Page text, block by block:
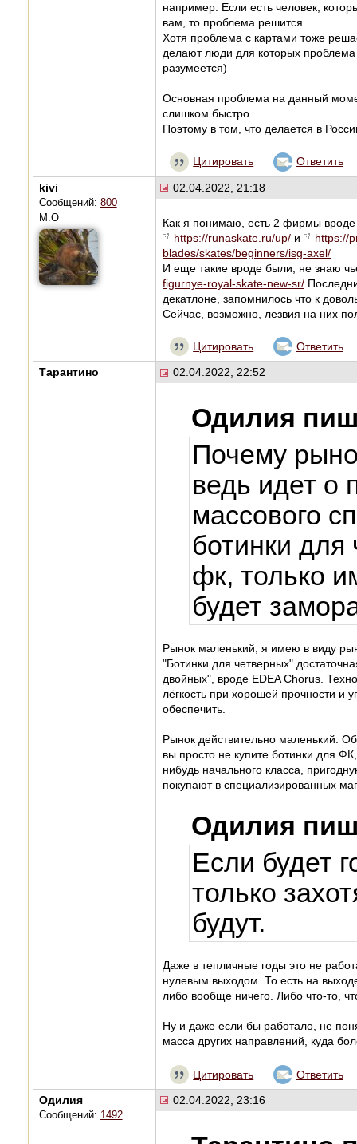
например. Если есть человек,
вам, то проблема решится.
Хотя проблема с картами тоже
делают люди для которых
разумеется)
Основная проблема на данный
слишком быстро.
Поэтому в том, что делается в
Цитировать Ответить
kivi
Сообщений: 800
М.О
02.04.2022, 21:18
Как я понимаю, есть 2 фирмы вроде
https://runaskate.ru/up/и
https://
blades/skates/beginners/isg-axel/
И еще такие вроде были, не знаю
figurnye-royal-skate-new-sr/
декатлоне, запомнилось что к
Сейчас, возможно, лезвия на них
Цитировать Ответить
Тарантино 02.04.2022, 22:52
Одилия
Почему
ведь идет о
массового
ботинки
фк, только
будет
Рынок маленький, я имею в виду
"Ботинки для четверных"
двойных", вроде EDEA Chorus.
лёгкость при хорошей прочности и
обеспечить.
Рынок действительно маленький.
вы просто не купите ботинки для
нибудь начального класса,
покупают в специализированных
Одилия
Если будет
только
будут.
Даже в тепличные годы это не
нулевым выходом. То есть на
либо вообще ничего. Либо что-то,
Ну и даже если бы работало, не
масса других направлений, куда
Цитировать Ответить
Одилия
Сообщений: 1492
02.04.2022, 23:16